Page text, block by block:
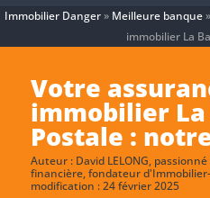
Immobilier Danger» Meilleure banque»
immobilier La
Votre
immobilier La
Postale :
Auteur : David LELONG,
financière, fondateur
modification : 24 février 2025